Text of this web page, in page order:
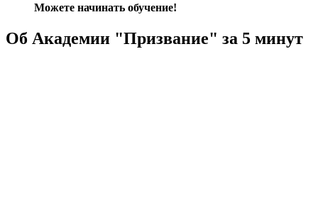
Можете начинать обучение!
Об Академии "Призвание" за 5 минут